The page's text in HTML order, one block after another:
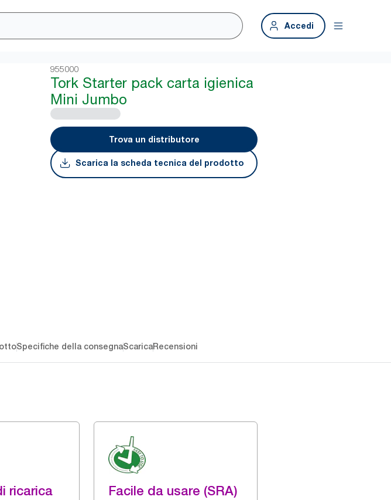
Accedi
955000
Tork Starter pack carta igienica
Mini Jumbo
Trova un distributore
Scarica la scheda tecnica del prodotto
Specifiche della consegnaScaricaRecensioni
ricarica Facile da usare (SRA)